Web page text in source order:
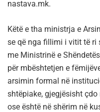
nastava.mk.
Këtë e tha ministrja e
se që nga fillimi i vitit të ri
me Ministrinë e
për mbështetjen e
arsimin formal në
shtëpiake, gjegjësisht
ose është në shërim në